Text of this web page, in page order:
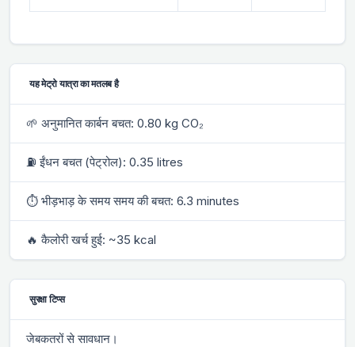
यह मेट्रो यात्रा का मतलब है
🌱 अनुमानित कार्बन बचत: 0.80 kg CO₂
⛽ ईंधन बचत (पेट्रोल): 0.35 litres
⏱ भीड़भाड़ के समय समय की बचत: 6.3 minutes
🔥 कैलोरी खर्च हुई: ~35 kcal
सुरक्षा टिप्स
जेबकतरों से सावधान।